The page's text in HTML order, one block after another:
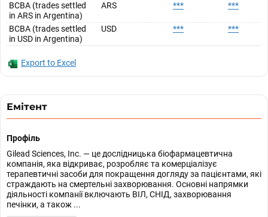
BCBA (trades settled
in ARS in Argentina)
ARS *** ***
BCBA (trades settled
in USD in Argentina)
USD *** ***
Export to Excel
Емітент
Профіль
Gilead Sciences, Inc. — це дослідницька біофармацевтична
компанія, яка відкриває, розробляє та комерціалізує
терапевтичні засоби для покращення догляду за пацієнтами, які
страждають на смертельні захворювання. Основні напрямки
діяльності компанії включають ВІЛ, СНІД, захворювання
печінки, а також ...